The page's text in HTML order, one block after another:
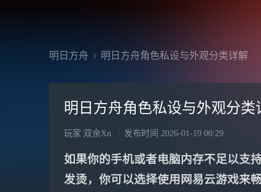
明日方舟 明日方舟角色私设与外观分类详解
明日方舟角色私设与外观分类
玩家 双余Xn 发布时间 2026-01-19 00:29
如果你的手机或者电脑内存不足以支
发烫，你可以选择使用网易云游戏来